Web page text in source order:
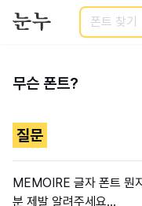
검색
무슨 폰트?
질문
MEMOIRE 글자 폰트 뭔
분 제발 알려주세요...